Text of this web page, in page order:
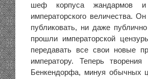
шеф корпуса жандармов и
императорского величества.
публиковать, ни даже
прошли императорской
передавать все свои новые
императору. Теперь
Бенкендорфа, минуя обычных